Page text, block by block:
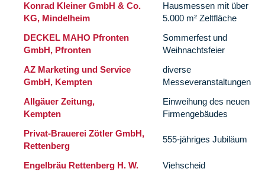
Konrad Kleiner GmbH & Co.
KG, Mindelheim
Hausmessen mit über
5.000 m² Zeltfläche
DECKEL MAHO Pfronten
GmbH, Pfronten
Sommerfest und
Weihnachtsfeier
AZ Marketing und Service
GmbH, Kempten
diverse
Messeveranstaltungen
Allgäuer Zeitung,
Kempten
Einweihung des neuen
Firmengebäudes
Privat-Brauerei Zötler GmbH,
Rettenberg
555-jähriges Jubiläum
Engelbräu Rettenberg H. W.
Viehscheid